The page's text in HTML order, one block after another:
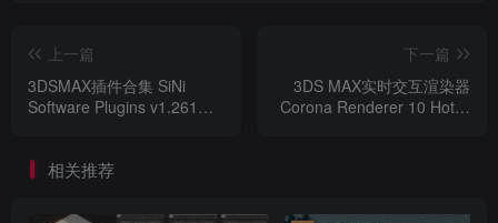
上一篇
3DSMAX插件合集 SiNi
Software Plugins v1.261
下一篇
3DS MAX实时交互渲染器
Corona Renderer 10 Hotfix
相关推荐